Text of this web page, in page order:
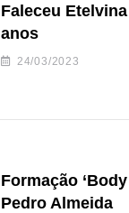
Faleceu
anos
24/03/2023
Formação
Pedro Almeida